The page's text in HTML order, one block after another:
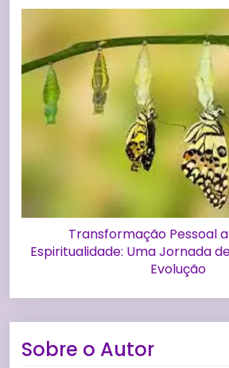
Transformação Pessoal
Espiritualidade: Uma Jornada
Evolução
Sobre o Autor